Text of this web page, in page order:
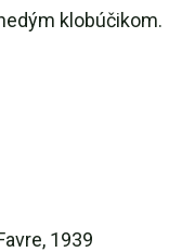
klobúčikom.
1939